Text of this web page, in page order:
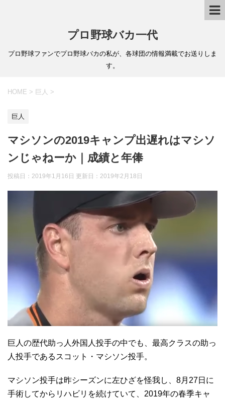
プロ野球バカ一代
プロ野球ファンでプロ野球バカの私が、各球団の情報満載でお送りしま
す。
HOME > 巨人 >
巨人
マシソンの2019キャンプ出遅れはマシソ
ンじゃねーか｜成績と年俸
投稿日：2019年1月16日 更新日： 2019年2月18日
巨人の歴代助っ人外国人投手の中でも、最高クラスの助っ
人投手であるスコット・マシソン投手。
マシソン投手は昨シーズンに左ひざを怪我し、8月27日に
手術してからリハビリを続けていて、2019年の春季キャ